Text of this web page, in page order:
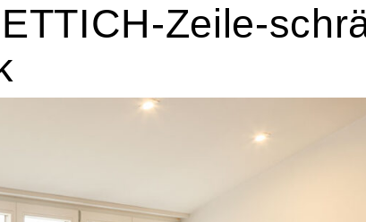
Zeile-